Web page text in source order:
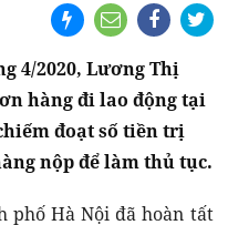
4/2020, Lương Thị
hàng đi lao động tại
đoạt số tiền trị
nộp để làm thủ tục.
phố Hà Nội đã hoàn tất